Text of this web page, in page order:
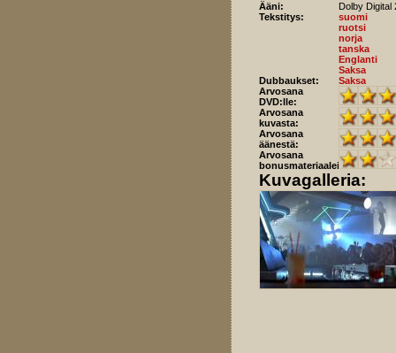
Ääni:
Dolby Digital
Tekstitys:
suomi
ruotsi
norja
tanska
Englanti
Saksa
Dubbaukset:
Saksa
Arvosana
DVD:lle:
Arvosana
kuvasta:
Arvosana
äänestä:
Arvosana
bonusmateriaaleista:
Kuvagalleria: